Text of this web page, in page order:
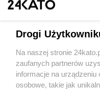
Wydawca mediów
Drogi
Na naszej stronie
zaufanych partnerów
informacje na
osobowe, takie jak